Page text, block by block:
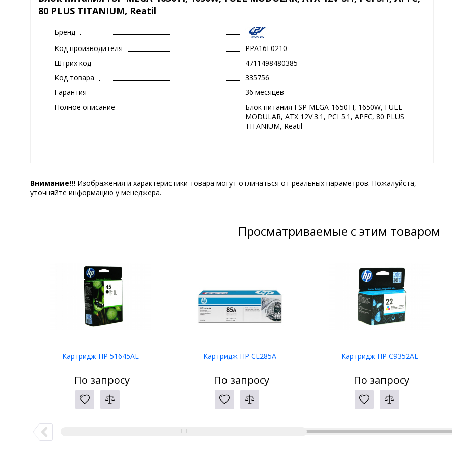
80 PLUS TITANIUM, Reatil
Бренд
Код производителя
PPA16F0210
Штрих код
4711498480385
Код товара
335756
Гарантия
36 месяцев
Полное описание
Блок питания FSP MEGA-1650TI, 1650W, FULL
MODULAR, ATX 12V 3.1, PCI 5.1, APFC, 80 PLUS
TITANIUM, Reatil
Внимание!!! Изображения и характеристики товара могут отличаться от реальных параметров. Пожалуйста,
уточняйте информацию у менеджера.
Просматриваемые с этим товаром
Картридж HP 51645AE
По запросу
Картридж HP CE285A
По запросу
Картридж HP C9352AE
По запросу